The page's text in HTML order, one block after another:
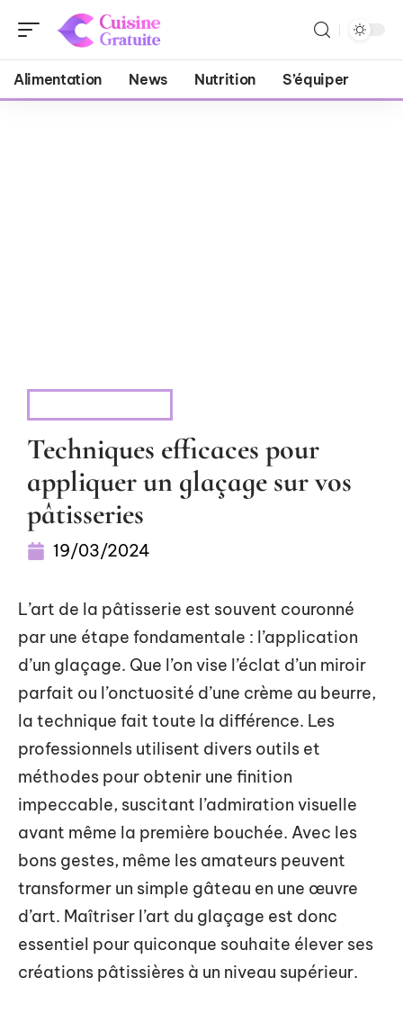
Alimentation News Nutrition S’équiper
Techniques efficaces pour
appliquer un glaçage sur vos
pâtisseries
19/03/2024
L’art de la pâtisserie est souvent couronné
par une étape fondamentale : l’application
d’un glaçage. Que l’on vise l’éclat d’un miroir
parfait ou l’onctuosité d’une crème au beurre,
la technique fait toute la différence. Les
professionnels utilisent divers outils et
méthodes pour obtenir une finition
impeccable, suscitant l’admiration visuelle
avant même la première bouchée. Avec les
bons gestes, même les amateurs peuvent
transformer un simple gâteau en une œuvre
d’art. Maîtriser l’art du glaçage est donc
essentiel pour quiconque souhaite élever ses
créations pâtissières à un niveau supérieur.